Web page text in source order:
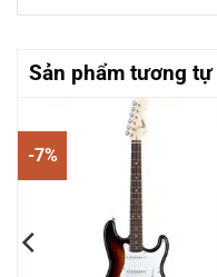
Sản phẩm tương tự
-7%